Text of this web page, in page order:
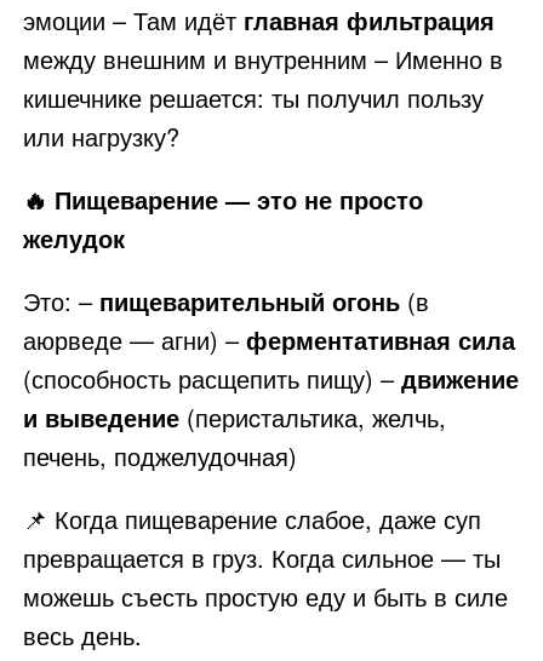
эмоции – Там идёт главная фильтрация
между внешним и внутренним – Именно в
кишечнике решается: ты получил пользу
или нагрузку?
🔥 Пищеварение — это не просто
желудок
Это: – пищеварительный огонь(в
аюрведе — агни) – ферментативная сила
(способность расщепить пищу) – движение
и выведение(периcтальтика, желчь,
печень, поджелудочная)
📌 Когда пищеварение слабое, даже суп
превращается в груз. Когда сильное — ты
можешь съесть простую еду и быть в силе
весь день.